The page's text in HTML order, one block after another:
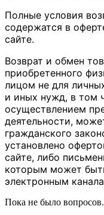
Полные условия
содержатся в
сайте.
Возврат и обмен
приобретенного
лицом не для
и иных нужд, в том
осуществлением
деятельности,
гражданского
установлено
сайте, либо
которым может
электронным
Пока не было вопросов.